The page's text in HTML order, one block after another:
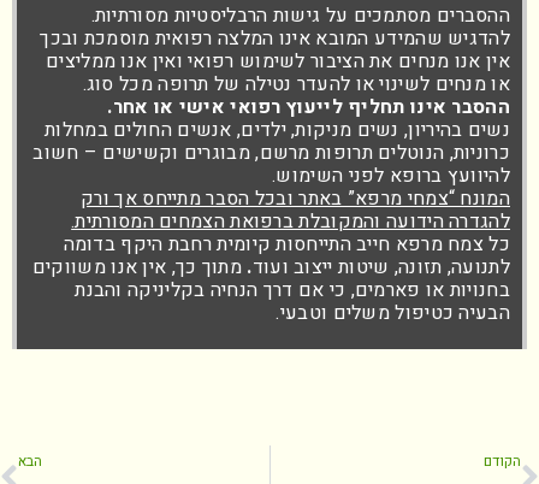
ההסברים מסתמכים על גישות הרבליסטיות מסורתיות.
להדגיש שהמידע המובא אינו המלצה רפואית מוסמכת ובכך
אין אנו מנחים את הציבור לשימוש רפואי ואין אנו ממליצים
או מנחים לשינוי או להעדר נטילה של תרופה מכל סוג.
ההסבר אינו תחליף לייעוץ רפואי אישי או אחר.
נשים בהיריון, נשים מניקות, ילדים, אנשים החולים במחלות
כרוניות, הנוטלים תרופות מרשם, מבוגרים וקשישים – חשוב
להיוועץ ברופא לפני השימוש.
המונח “צמחי מרפא” באתר ובכל הסבר מתייחס אך ורק
להגדרה הידועה והמקובלת ברפואת הצמחים המסורתית.
כל צמח מרפא חייב התייחסות קיומית רחבת היקף בדומה
לתנועה, תזונה, שיטות ייצוב ועוד. מתוך כך, אין אנו משווקים
בחנויות או פארמים, כי אם דרך הנחיה בקליניקה והבנת
הבעיה כטיפול משלים וטבעי.
הקודם הבא